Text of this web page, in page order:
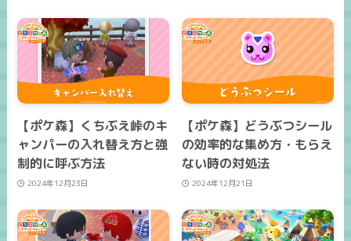
【ポケ森】くちぶえ峠のキ
ャンパーの入れ替え方と強
制的に呼ぶ方法
2024年12月23日
【ポケ森】どうぶつシール
の効率的な集め方・もらえ
ない時の対処法
2024年12月21日